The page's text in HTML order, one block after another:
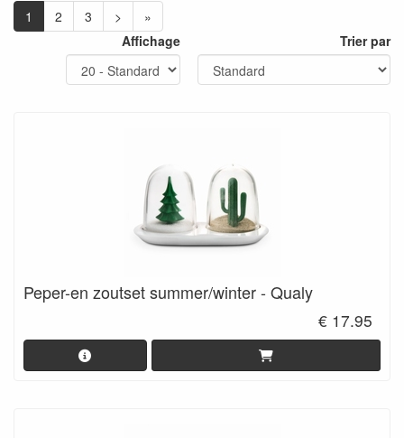
1 2 3 >
»
Affichage
Trier par
Peper-en zoutset summer/winter - Qualy
€ 17.95